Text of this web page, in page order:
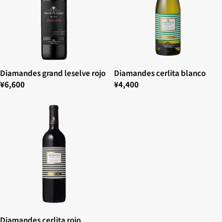
Diamandes grand leselve rojo
¥6,600
Diamandes cerlita blanco
¥4,400
Diamandes cerlita rojo